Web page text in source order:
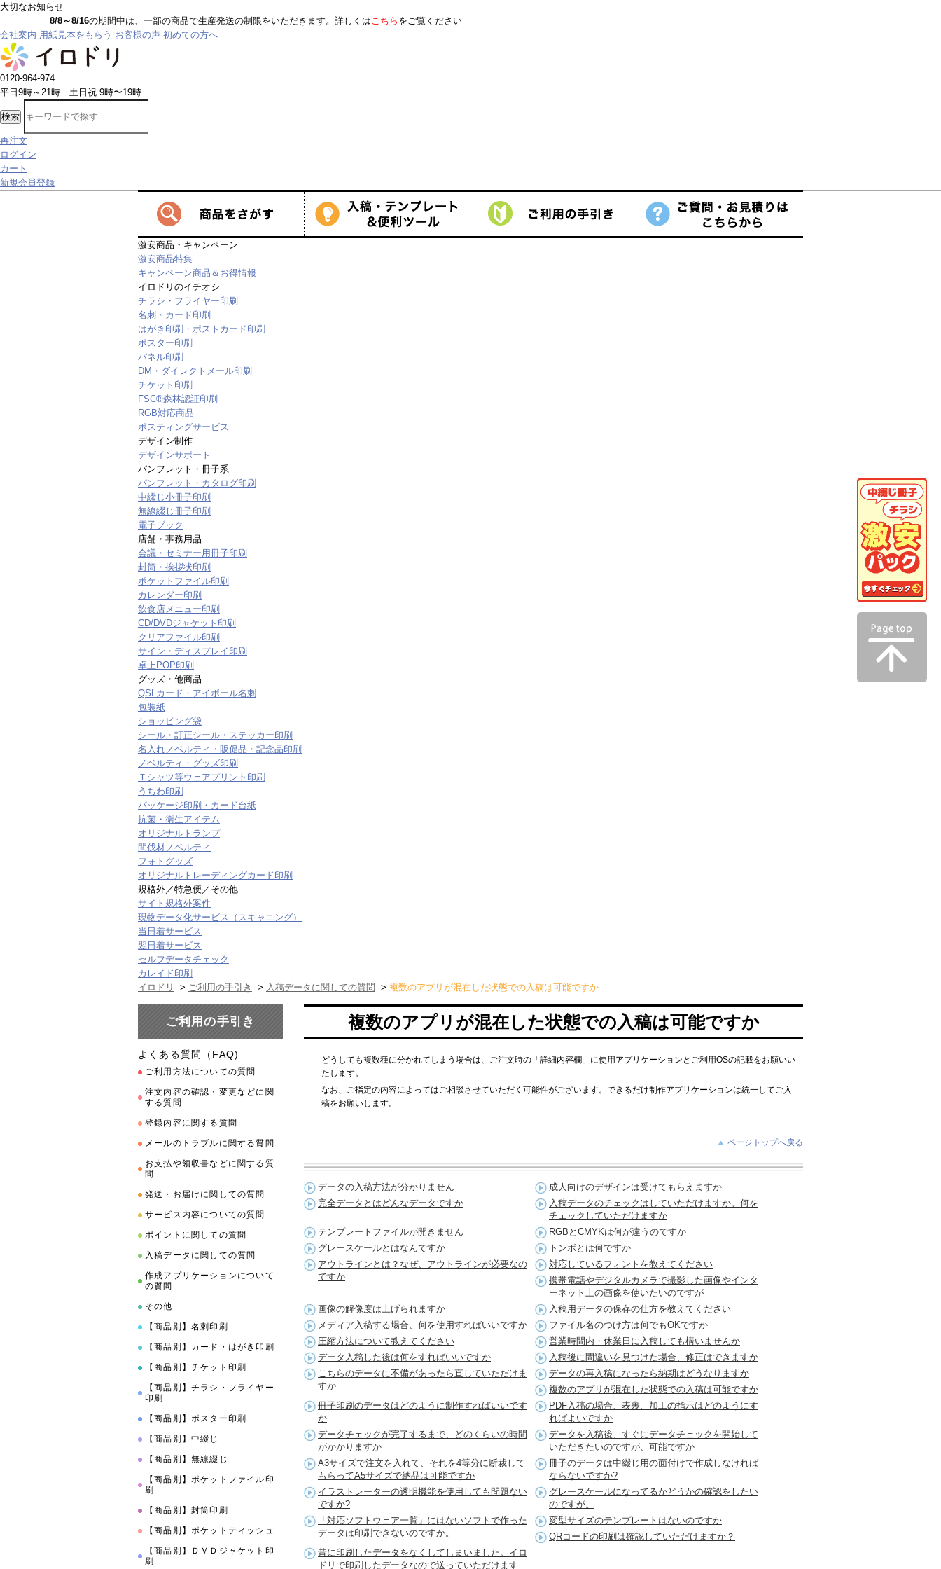
大切なお知らせ
の期間中は、一部の商品で生産発送の制限をいただきます。詳しくはこちら をご覧ください
会社案内 用紙見本をもらう お客様の声 初めての方へ
0120-964-974
平日9時～21時 土日祝 9時〜19時
検索
再注文
ログイン
カート
新規会員登録
激安商品・キャンペーン
激安商品特集
キャンペーン商品＆お得情報
イロドリのイチオシ
チラシ・フライヤー印刷
名刺・カード印刷
はがき印刷・ポストカード印刷
ポスター印刷
パネル印刷
DM・ダイレクトメール印刷
チケット印刷
FSC®森林認証印刷
RGB対応商品
ポスティングサービス
デザイン制作
デザインサポート
パンフレット・冊子系
パンフレット・カタログ印刷
中綴じ小冊子印刷
無線綴じ冊子印刷
電子ブック
店舗・事務用品
会議・セミナー用冊子印刷
封筒・挨拶状印刷
ポケットファイル印刷
カレンダー印刷
飲食店メニュー印刷
CD/DVDジャケット印刷
クリアファイル印刷
サイン・ディスプレイ印刷
卓上POP印刷
グッズ・他商品
QSLカード・アイボール名刺
包装紙
ショッピング袋
シール・訂正シール・ステッカー印刷
名入れノベルティ・販促品・記念品印刷
ノベルティ・グッズ印刷
Ｔシャツ等ウェアプリント印刷
うちわ印刷
パッケージ印刷・カード台紙
抗菌・衛生アイテム
オリジナルトランプ
間伐材ノベルティ
フォトグッズ
オリジナルトレーディングカード印刷
規格外／特急便／その他
サイト規格外案件
現物データ化サービス（スキャニング）
当日着サービス
翌日着サービス
セルフデータチェック
カレイド印刷
イロドリ
> ご利用の手引き > 入稿データに関しての質問 > 複数のアプリが混在した状態での入稿は可能ですか
複数のアプリが混在した状態での入稿は可能ですか
どうしても複数種に分かれてしまう場合は、ご注文時の「詳細内容欄」に使用アプリケーションとご利用OSの記載をお願いい
たします。
なお、ご指定の内容によってはご相談させていただく可能性がございます。できるだけ制作アプリケーションは統一してご入
稿をお願いします。
ページトップへ戻る
データの入稿方法が分かりません
成人向けのデザインは受けてもらえますか
完全データとはどんなデータですか
入稿データのチェックはしていただけますか。何を
チェックしていただけますか
テンプレートファイルが開きません
RGBとCMYKは何が違うのですか
グレースケールとはなんですか
トンボとは何ですか
アウトラインとは？なぜ、アウトラインが必要なの
ですか
対応しているフォントを教えてください
携帯電話やデジタルカメラで撮影した画像やインタ
ーネット上の画像を使いたいのですが
画像の解像度は上げられますか
入稿用データの保存の仕方を教えてください
メディア入稿する場合、何を使用すればいいですか
ファイル名のつけ方は何でもOKですか
圧縮方法について教えてください
営業時間内・休業日に入稿しても構いませんか
データ入稿した後は何をすればいいですか
入稿後に間違いを見つけた場合、修正はできますか
こちらのデータに不備があったら直していただけま
すか
データの再入稿になったら納期はどうなりますか
複数のアプリが混在した状態での入稿は可能ですか
冊子印刷のデータはどのように制作すればいいです
か
PDF入稿の場合、表裏、加工の指示はどのようにす
ればよいですか
データチェックが完了するまで、どのくらいの時間
がかかりますか
データを入稿後、すぐにデータチェックを開始して
いただきたいのですが、可能ですか
A3サイズで注文を入れて、それを4等分に断裁して
もらってA5サイズで納品は可能ですか
冊子のデータは中綴じ用の面付けで作成しなければ
ならないですか?
イラストレーターの透明機能を使用しても問題ない
ですか?
グレースケールになってるかどうかの確認をしたい
のですが。
「対応ソフトウェア一覧」にはないソフトで作った
データは印刷できないのですか。
変型サイズのテンプレートはないのですか
QRコードの印刷は確認していただけますか？
昔に印刷したデータをなくしてしまいました。イロ
ドリで印刷したデータなので送っていただけます
ご利用の手引き
よくある質問（FAQ)
ご利用方法についての質問
注文内容の確認・変更などに関
する質問
登録内容に関する質問
メールのトラブルに関する質問
お支払や領収書などに関する質
問
発送・お届けに関しての質問
サービス内容についての質問
ポイントに関しての質問
入稿データに関しての質問
作成アプリケーションについて
の質問
その他
【商品別】名刺印刷
【商品別】カード・はがき印刷
【商品別】チケット印刷
【商品別】チラシ・フライヤー
印刷
【商品別】ポスター印刷
【商品別】中綴じ
【商品別】無線綴じ
【商品別】ポケットファイル印
刷
【商品別】封筒印刷
【商品別】ポケットティッシュ
【商品別】ＤＶＤジャケット印
刷